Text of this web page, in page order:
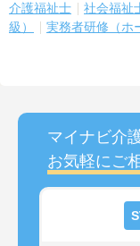
介護福祉士 社会福祉
級）
実務者研修（ホ
マイナビ介
お気軽にご